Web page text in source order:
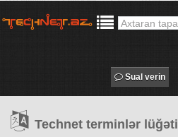
Sual verin
Technet terminlər lüğəti